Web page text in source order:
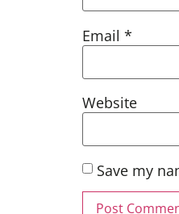
Email *
Website
Save my